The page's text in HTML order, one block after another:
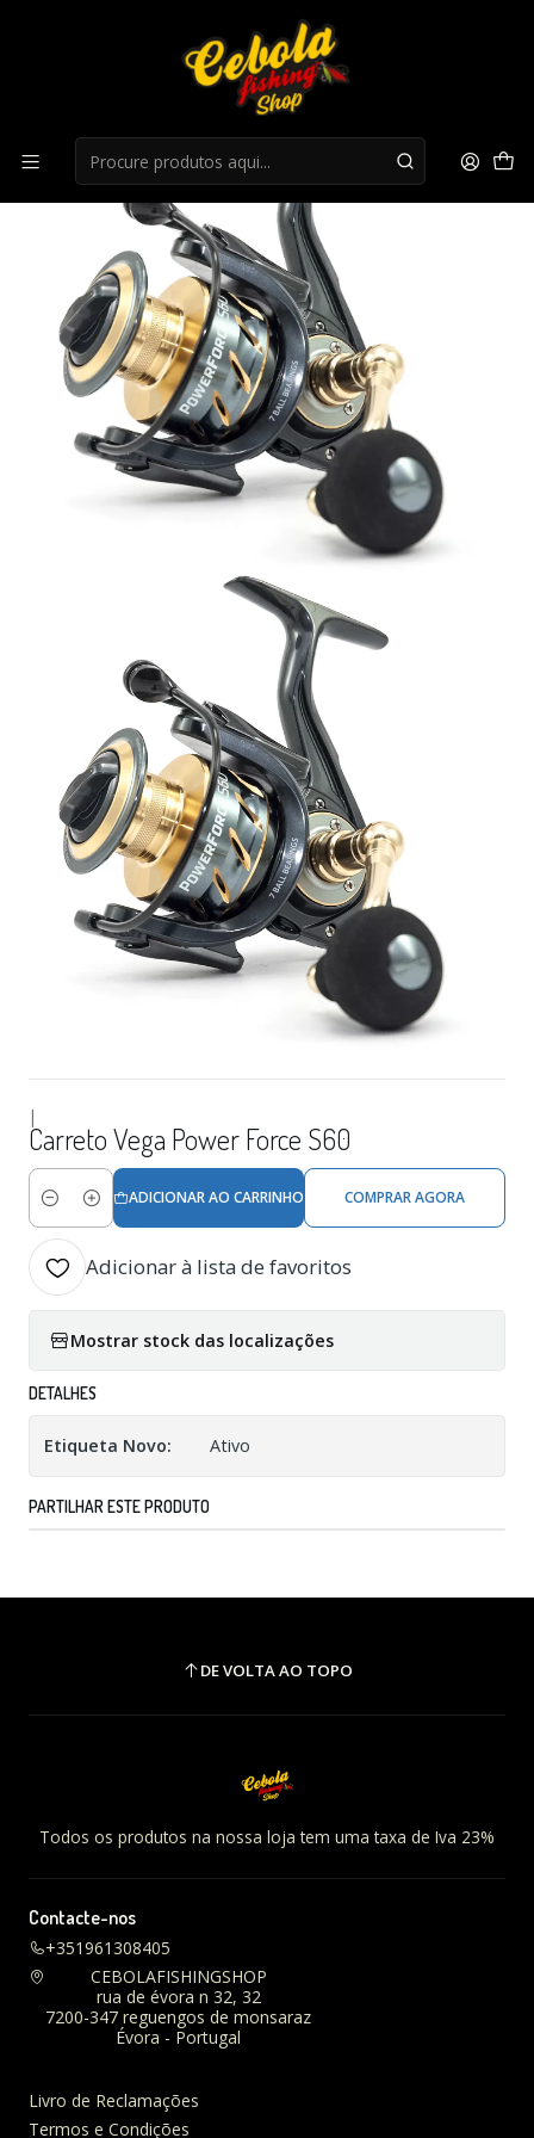
Carreto Vega Power Force S60
|
Carreto Vega Power Force S60
Quantidade
ADICIONAR AO CARRINHO COMPRAR AGORA
Adicionar à lista de favoritos
Mostrar stock das localizações
DETALHES
Etiqueta Novo: Ativo
PARTILHAR ESTE PRODUTO
DE VOLTA AO TOPO
Todos os produtos na nossa loja tem uma taxa de Iva 23%
Contacte-nos
+351961308405
CEBOLAFISHINGSHOP
rua de évora n 32, 32
7200-347 reguengos de monsaraz
Évora - Portugal
Livro de Reclamações
Termos e Condições